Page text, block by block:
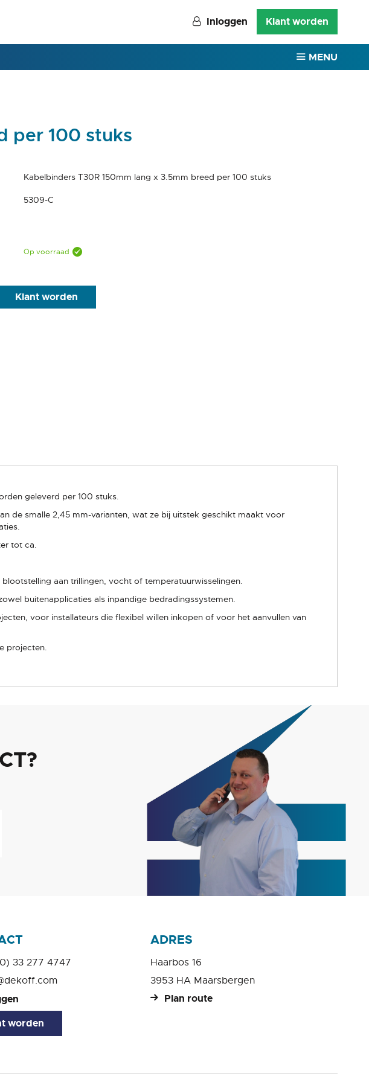
Inloggen Klant worden
MENU
per 100 stuks
Kabelbinders T30R 150mm lang x 3.5mm breed per 100 stuks
5309-C
Op voorraad
Klant worden
geleverd per 100 stuks.
de smalle 2,45 mm-varianten, wat ze bij uitstek geschikt maakt voor
tot ca.
aan trillingen, vocht of temperatuurwisselingen.
buitenapplicaties als inpandige bedradingssystemen.
voor installateurs die flexibel willen inkopen of voor het aanvullen van
projecten.
33 277 4747
worden
ADRES
Haarbos 16
3953 HA Maarsbergen
Plan route